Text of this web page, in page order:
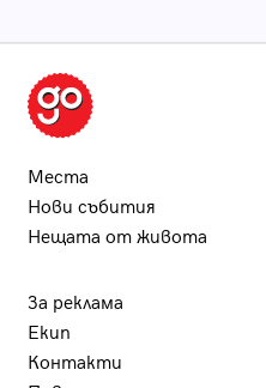
Места
Нови събития
Нещата от живота
За реклама
Екип
Контакти